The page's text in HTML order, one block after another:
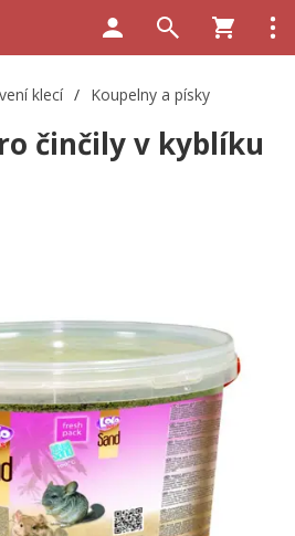
klecí / Koupelny a písky
činčily v kyblíku